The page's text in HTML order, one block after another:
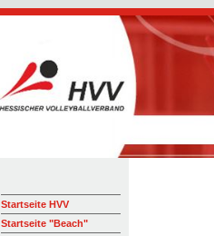
Startseite HVV
Startseite "Beach"